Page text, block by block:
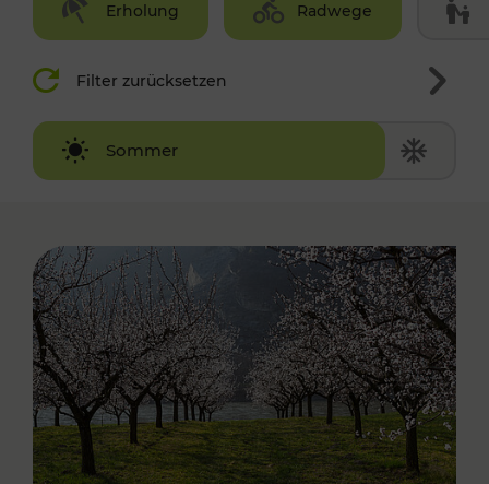
Erholung Radwege
Filter zurücksetzen
Sommer
Winter